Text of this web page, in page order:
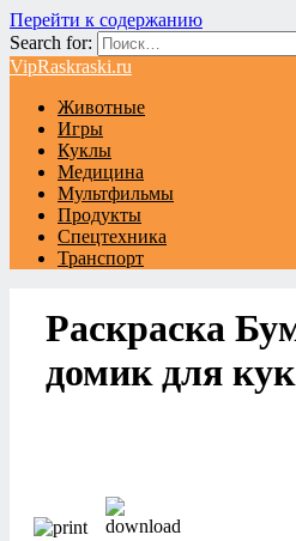
Перейти к содержанию
Search for:
VipRaskraski.ru
Животные
Игры
Куклы
Медицина
Мультфильмы
Продукты
Спецтехника
Транспорт
Раскраска
домик для